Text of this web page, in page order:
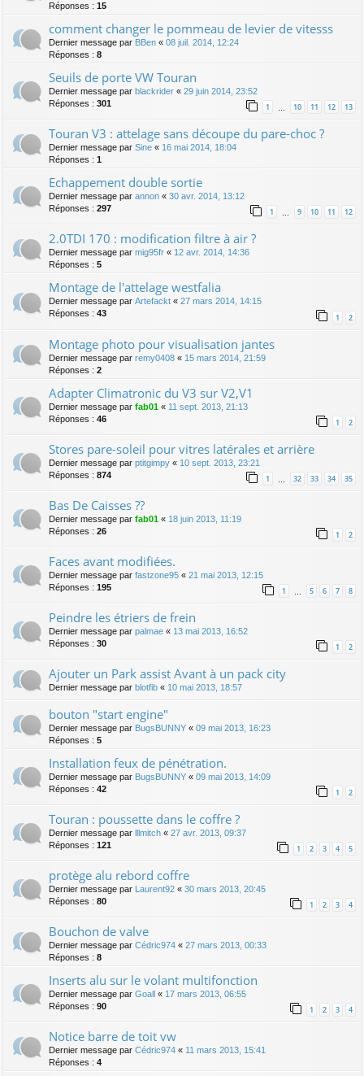
Réponses : 15
comment changer le pommeau de levier de vitesss
Dernier message par BBen « 08 juil. 2014, 12:24
Réponses : 8
Seuils de porte VW Touran
Dernier message par blackrider « 29 juin 2014, 23:52
Réponses : 301 1 … 10 11 12 13
Touran V3 : attelage sans découpe du pare-choc ?
Dernier message par Sine « 16 mai 2014, 18:04
Réponses : 1
Echappement double sortie
Dernier message par annon « 30 avr. 2014, 13:12
Réponses : 297 1 … 9 10 11 12
2.0TDI 170 : modification filtre à air ?
Dernier message par mig95fr « 12 avr. 2014, 14:36
Réponses : 5
Montage de l'attelage westfalia
Dernier message par Artefackt « 27 mars 2014, 14:15
Réponses : 43 1 2
Montage photo pour visualisation jantes
Dernier message par remy0408 « 15 mars 2014, 21:59
Réponses : 2
Adapter Climatronic du V3 sur V2,V1
Dernier message par fab01 « 11 sept. 2013, 21:13
Réponses : 46 1 2
Stores pare-soleil pour vitres latérales et arrière
Dernier message par ptitgimpy « 10 sept. 2013, 23:21
Réponses : 874 1 32 33 34 35
Bas De Caisses ??
Dernier message par fab01 « 18 juin 2013, 11:19
Réponses : 26 1 2
Faces avant modifiées.
Dernier message par fastzone95 « 21 mai 2013, 12:15
Réponses : 195 1 5 6 7 8
Peindre les étriers de frein
Dernier message par palmae « 13 mai 2013, 16:52
Réponses : 30 1 2
Ajouter un Park assist Avant à un pack city
Dernier message par blotfib « 10 mai 2013, 18:57
bouton "start engine"
Dernier message par BugsBUNNY « 09 mai 2013, 16:23
Réponses : 5
Installation feux de pénétration.
Dernier message par BugsBUNNY « 09 mai 2013, 14:09
Réponses : 42 1 2
Touran : poussette dans le coffre ?
Dernier message par lllmitch « 27 avr. 2013, 09:37
Réponses : 121 1 2 3 4 5
protège alu rebord coffre
Dernier message par Laurent92 « 30 mars 2013, 20:45
Réponses : 80 1 2 3 4
Bouchon de valve
Dernier message par Cédric974 « 27 mars 2013, 00:33
Réponses : 8
Inserts alu sur le volant multifonction
Dernier message par Goall « 17 mars 2013, 06:55
Réponses : 90 1 2 3 4
Notice barre de toit vw
Dernier message par Cédric974 « 11 mars 2013, 15:41
Réponses : 4